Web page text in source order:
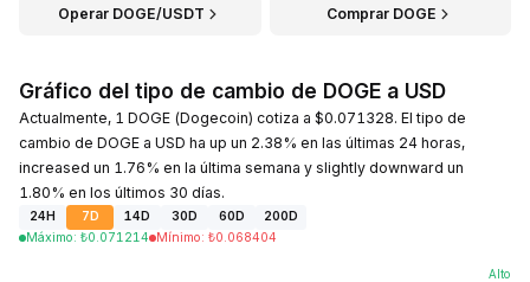
Operar DOGE/USDT Comprar DOGE
Gráfico del tipo de cambio de DOGE a USD
Actualmente, 1 DOGE (Dogecoin) cotiza a $0.071328. El tipo de
cambio de DOGE a USD ha up un 2.38% en las últimas 24 horas,
increased un 1.76% en la última semana y slightly downward un
1.80% en los últimos 30 días.
24H 7D 14D 30D 60D
200D
Máximo: ₺0.071214 Mínimo: ₺0.068404